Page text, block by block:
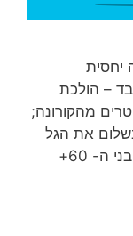
יחסית
– הולכת
מהקורונה;
את הגל
הנוכחי – קטנים והולכים. אלה הם הם בני ה- 60+